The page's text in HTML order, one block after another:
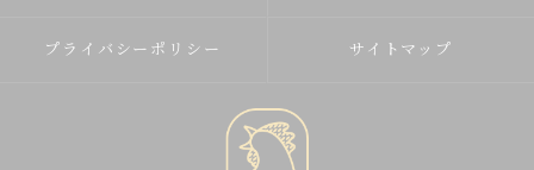
プライバシーポリシー サイトマップ